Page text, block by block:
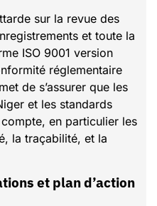
sur la revue des
et toute la
ISO 9001 version
réglementaire
de s’assurer que les
et les standards
en particulier les
la traçabilité, et la
et plan d’action